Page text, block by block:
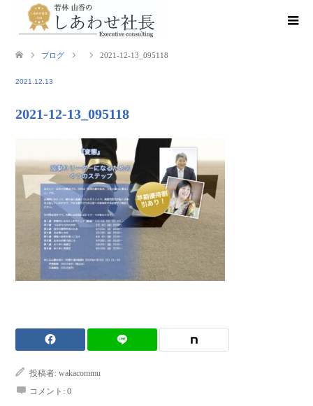
ブログ 2021-12-13_095118
2021.12.13
2021-12-13_095118
投稿者: wakacommu
コメント: 0